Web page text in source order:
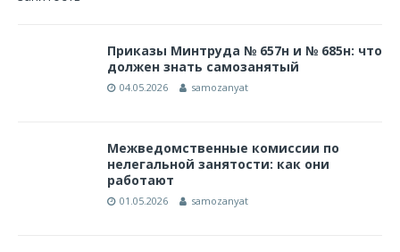
Приказы Минтруда № 657н и № 685н: что
должен знать самозанятый
04.05.2026 samozanyat
Межведомственные комиссии по
нелегальной занятости: как они
работают
01.05.2026 samozanyat